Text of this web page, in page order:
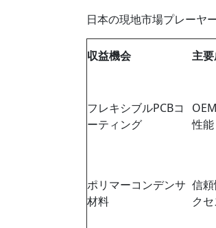
日本の現地市場プレーヤ
収益機会 主
フレキシブルPCBコ
ーティング
性能
ポリマーコンデンサ
材料
信
ク